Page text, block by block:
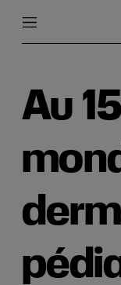
contenu
Au